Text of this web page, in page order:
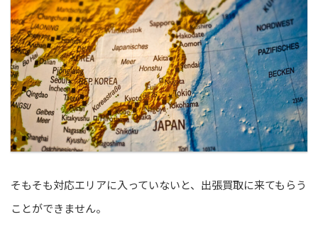
そもそも対応エリアに入っていないと、出張買取に来てもらう
ことができません。